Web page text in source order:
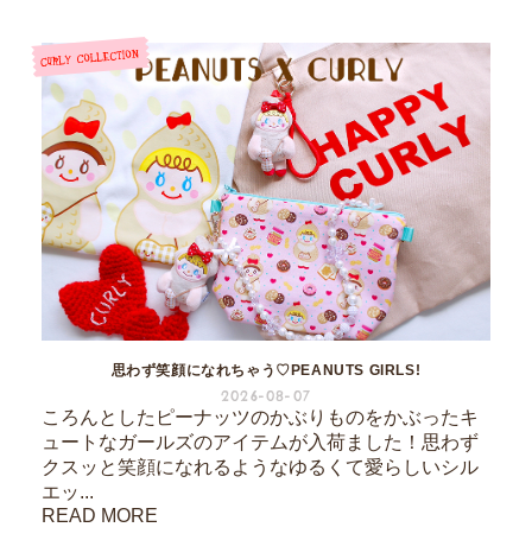
思わず笑顔になれちゃう♡PEANUTS GIRLS!
2026-08-07
ころんとしたピーナッツのかぶりものをかぶったキ
ュートなガールズのアイテムが入荷ました！思わず
クスッと笑顔になれるようなゆるくて愛らしいシル
エッ...
READ MORE